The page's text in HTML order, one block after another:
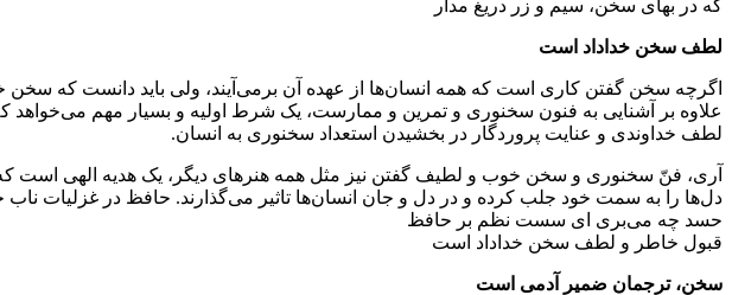
که در بهای سخن، سیم و زر دریغ مدار
لطف سخن خداداد است
اگرچه سخن گفتن کاری است که همه انسان‌‌ها از عهده آن برمی‌آیند، ولی باید دانست که
علاوه بر آشنایی به فنون سخنوری و تمرین و ممارست، یک شرط اولیه و بسیار مهم می‌خواهد
لطف خداوندی و عنایت پروردگار در بخشیدن استعداد سخنوری به انسان.
آری، فنّ سخنوری و سخن خوب و لطیف گفتن نیز مثل همه هنرهای دیگر، یک هدیه الهی است
دل‌ها را به سمت خود جلب کرده و در دل و جان انسان‌ها تاثیر می‌گذارند. حافظ در غزلیات ناب
حسد چه می‌بری ای سست نظم بر حافظ
قبول خاطر و لطف سخن خداداد است
سخن، ترجمان ضمیر آدمی است